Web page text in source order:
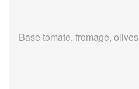
Base tomate, fromage, olives